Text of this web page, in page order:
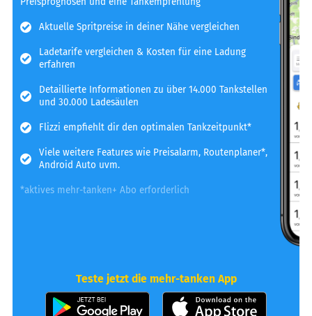
Aktuelle Spritpreise in deiner Nähe vergleichen
Ladetarife vergleichen & Kosten für eine Ladung
erfahren
Detaillierte Informationen zu über 14.000 Tankstellen
und 30.000 Ladesäulen
Flizzi empfiehlt dir den optimalen Tankzeitpunkt*
Viele weitere Features wie Preisalarm, Routenplaner*,
Android Auto uvm.
*aktives mehr-tanken+ Abo erforderlich
Teste jetzt die mehr-tanken App